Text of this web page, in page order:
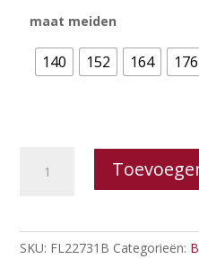
maat meiden
140 152 164 176
SKU: FL22731B Categorieën: